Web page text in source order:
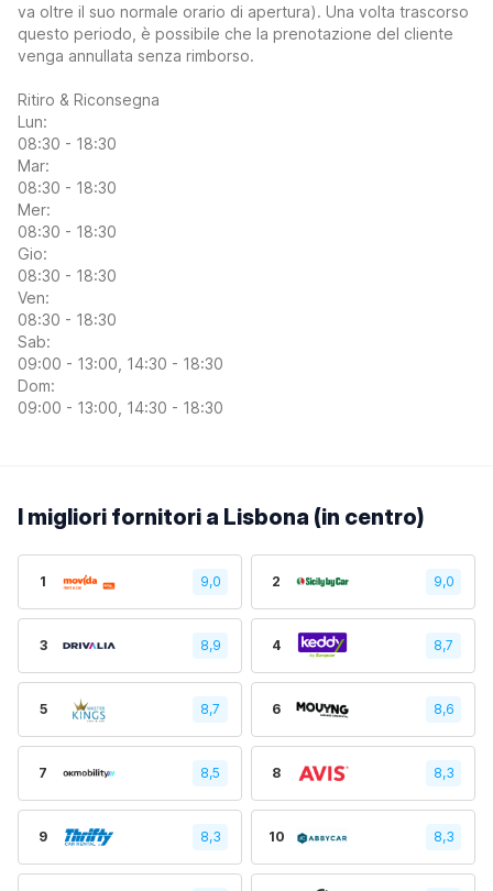
va oltre il suo normale orario di apertura). Una volta trascorso
questo periodo, è possibile che la prenotazione del cliente
venga annullata senza rimborso.
Ritiro & Riconsegna
Lun:
08:30 - 18:30
Mar:
08:30 - 18:30
Mer:
08:30 - 18:30
Gio:
08:30 - 18:30
Ven:
08:30 - 18:30
Sab:
09:00 - 13:00, 14:30 - 18:30
Dom:
09:00 - 13:00, 14:30 - 18:30
I migliori fornitori a Lisbona (in centro)
1 9,0 2 9,0
3 8,9 4 8,7
5 8,7 6 8,6
7 8,5 8 8,3
9 8,3 10 8,3